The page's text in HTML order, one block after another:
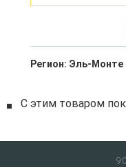
Регион: Эль-Монте
С этим товаром